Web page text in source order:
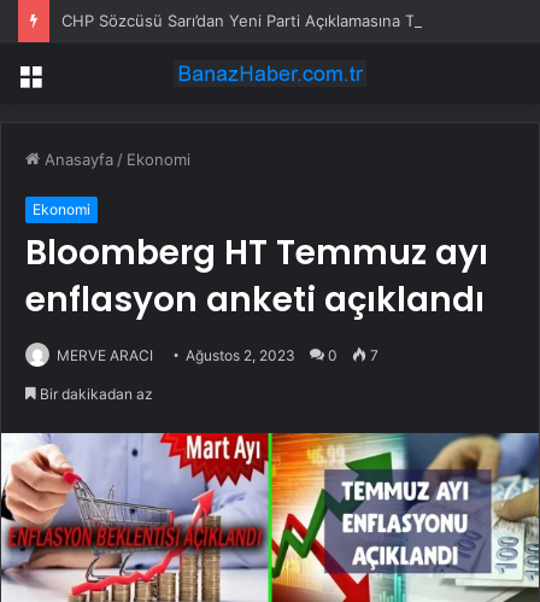
Menü
Anasayfa / Ekonomi
Ekonomi
Bloomberg HT Temmuz ayı
enflasyon anketi açıklandı
MERVE ARACI Ağustos 2, 2023 0 7
Bir dakikadan az